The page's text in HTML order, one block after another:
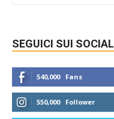
SEGUICI SUI SOCIAL
540,000 Fans
550,000 Follower